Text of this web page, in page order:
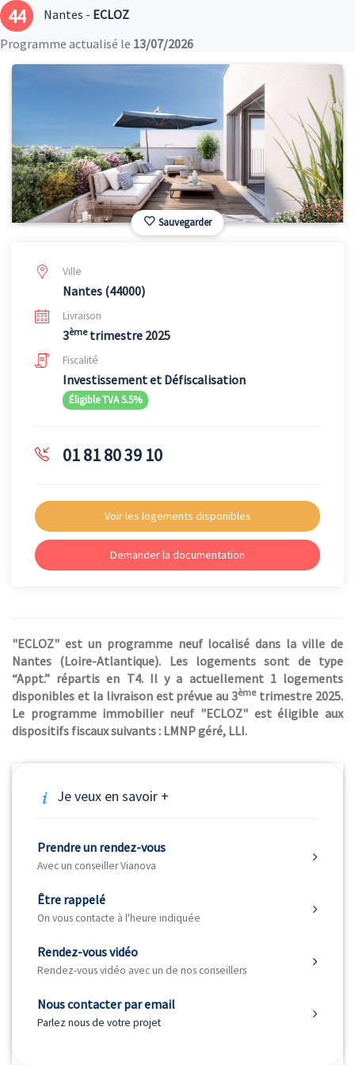
44 Nantes - ECLOZ
Programme actualisé le 13/07/2026
Sauvegarder
Ville
Nantes (44000)
Livraison
3èmetrimestre 2025
Fiscalité
Investissement et Défiscalisation
Éligible TVA 5.5%
01 81 80 39 10
Voir les logements disponibles
Demander la documentation
"ECLOZ" est un programme neuf localisé dans la ville de
Nantes (Loire-Atlantique). Les logements sont de type
“Appt.” répartis en T4. Il y a actuellement 1 logements
disponibles et la livraison est prévue au 3èmetrimestre 2025.
Le programme immobilier neuf "ECLOZ" est éligible aux
dispositifs fiscaux suivants : LMNP géré, LLI.
Je veux en savoir +
Prendre un rendez-vous
Avec un conseiller Vianova
Être rappelé
On vous contacte à l'heure indiquée
Rendez-vous vidéo
Rendez-vous vidéo avec un de nos conseillers
Nous contacter par email
Parlez nous de votre projet